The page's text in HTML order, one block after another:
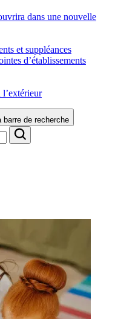
dans une nouvelle
et suppléances
d’établissements
l’extérieur
barre de recherche